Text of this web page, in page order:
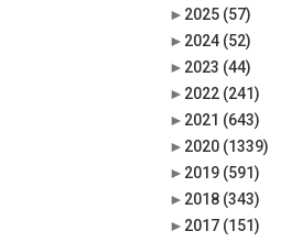
► 2025 (57)
► 2024 (52)
► 2023 (44)
► 2022 (241)
► 2021 (643)
► 2020 (1339)
► 2019 (591)
► 2018 (343)
► 2017 (151)